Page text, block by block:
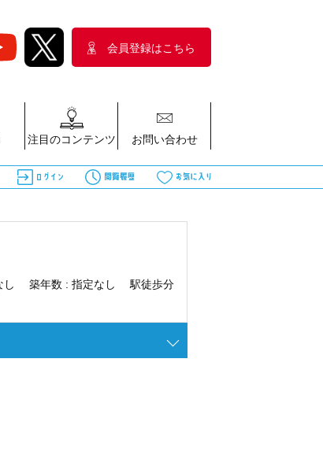
会員登録はこちら
注目のコンテンツ お問い合わせ
し 築年数 : 指定なし 駅徒歩分